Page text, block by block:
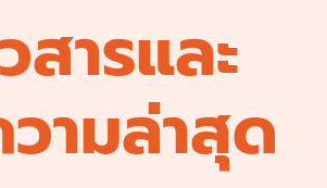
สารและ
ามล่าสุด